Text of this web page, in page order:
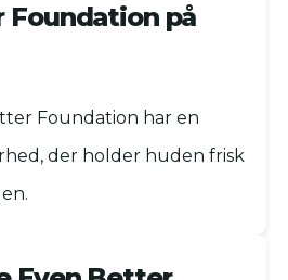
Foundation på
Foundation har en
der holder huden frisk